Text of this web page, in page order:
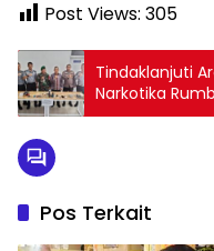
Post Views: 305
Tindaklanjuti
Narkotika
Pos Terkait